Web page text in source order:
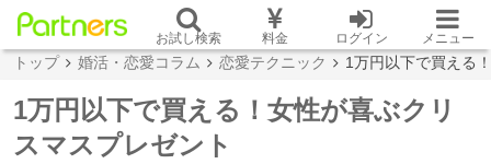
お試し検索 料金 ログイン メニュー
トップ 婚活・恋愛コラム 恋愛テクニック 1万円以下で買える
1万円以下で買える！女性が喜ぶクリ
スマスプレゼント